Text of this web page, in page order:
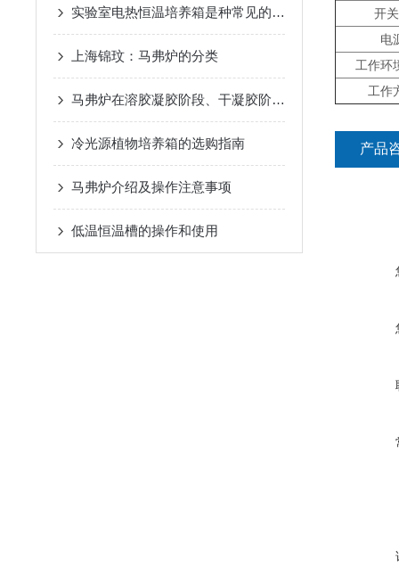
实验室电热恒温培养箱是种常见的实验设备
上海锦玟：马弗炉的分类
马弗炉在溶胶凝胶阶段、干凝胶阶段和热处理阶段中的应用
冷光源植物培养箱的选购指南
马弗炉介绍及操作注意事项
低温恒温槽的操作和使用
开
电
工作环
工作
产品